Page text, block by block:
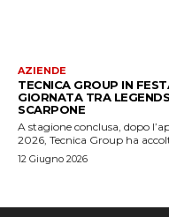
AZIENDE
TECNICA GROUP IN
GIORNATA TRA
SCARPONE
A stagione conclusa, dopo
2026, Tecnica Group ha
12 Giugno 2026